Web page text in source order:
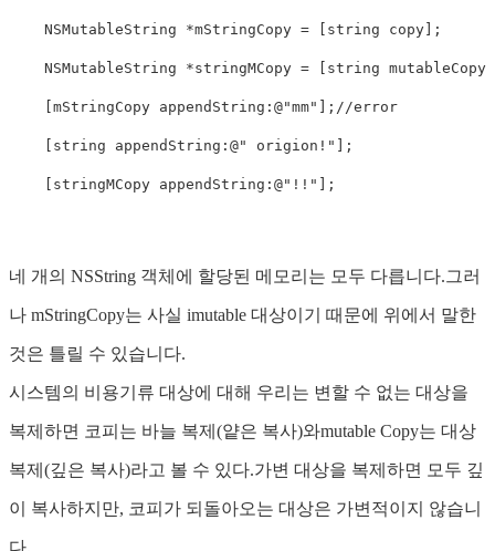
    NSMutableString *mStringCopy = [
string copy ];
    NSMutableString *stringMCopy = [
string
    [mStringCopy appendString:@
"mm" ]; //error
string appendString:@" origion!" ];
    [stringMCopy appendString:@
"!!" ];
네 개의 NSString 객체에 할당된 메모리는 모두 다릅니다.그러
나 mStringCopy는 사실 imutable 대상이기 때문에 위에서 말한
것은 틀릴 수 있습니다.
시스템의 비용기류 대상에 대해 우리는 변할 수 없는 대상을
복제하면 코피는 바늘 복제(얕은 복사)와mutable Copy는 대상
복제(깊은 복사)라고 볼 수 있다.가변 대상을 복제하면 모두 깊
이 복사하지만, 코피가 되돌아오는 대상은 가변적이지 않습니
다.